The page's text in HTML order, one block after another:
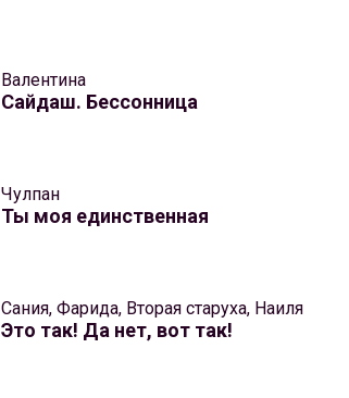
Валентина
Сайдаш. Бессонница
Чулпан
Ты моя единственная
Сания, Фарида, Вторая старуха, Наиля
Это так! Да нет, вот так!